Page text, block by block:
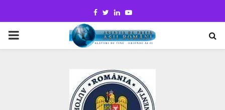
Facebook
TwitterLinkedinYoutube
PRIMARY